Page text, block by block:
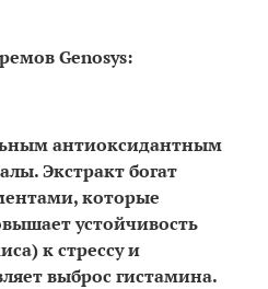
Genosys:
антиоксидантным
Экстракт богат
которые
устойчивость
к стрессу и
выброс гистамина.